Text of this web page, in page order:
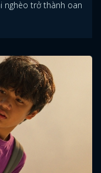
nghèo trở thành oan